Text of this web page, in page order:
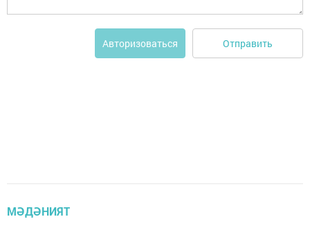
Авторизоваться Отправить
МӘДӘНИЯТ